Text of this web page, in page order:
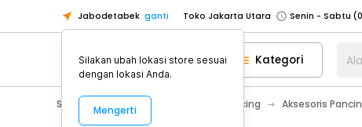
Jabodetabek ganti Toko Jakarta Utara
Toko Tangerang
Toko Cikupa
Pick n Go Jakarta Barat
Senin -
Pick n Go Bekasi
Senin - Jumat
Kategori
Sport & Outdoor Olahraga Memancing Aksesoris
Silakan ubah lokasi store sesuai
dengan lokasi Anda.
Mengerti